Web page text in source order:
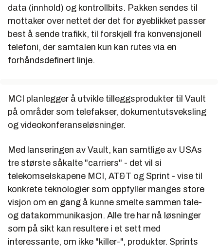
data (innhold) og kontrollbits. Pakken sendes til
mottaker over nettet der det for øyeblikket passer
best å sende trafikk, til forskjell fra konvensjonell
telefoni, der samtalen kun kan rutes via en
forhåndsdefinert linje.
MCI planlegger å utvikle tilleggsprodukter til Vault
på områder som telefakser, dokumentutsveksling
og videokonferanseløsninger.
Med lanseringen av Vault, kan samtlige av USAs
tre største såkalte "carriers" - det vil si
telekomselskapene MCI, AT&T og Sprint - vise til
konkrete teknologier som oppfyller manges store
visjon om en gang å kunne smelte sammen tale-
og datakommunikasjon. Alle tre har nå løsninger
som på sikt kan resultere i et sett med
interessante, om ikke "killer-", produkter. Sprints